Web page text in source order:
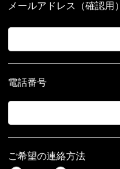
メールアドレス（確認用）
電話番号
ご希望の連絡方法